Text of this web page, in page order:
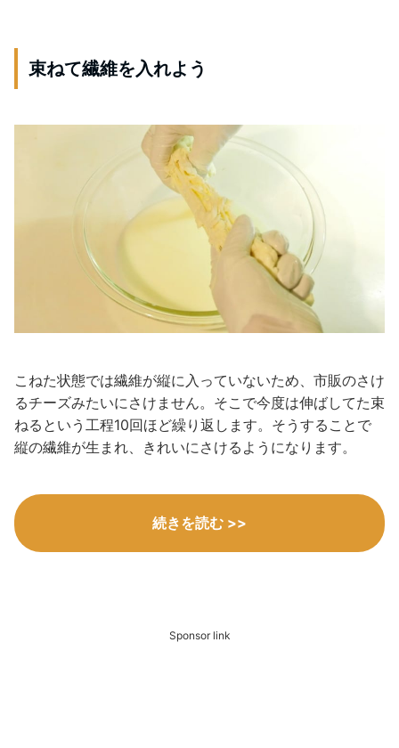
束ねて繊維を入れよう
こねた状態では繊維が縦に入っていないため、市販のさけ
るチーズみたいにさけません。そこで今度は伸ばしてた束
ねるという工程10回ほど繰り返します。そうすることで
縦の繊維が生まれ、きれいにさけるようになります。
続きを読む >>
Sponsor link